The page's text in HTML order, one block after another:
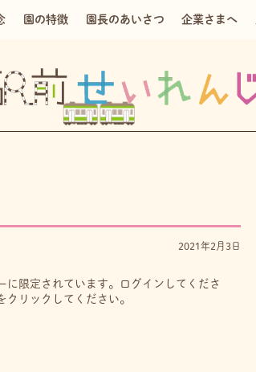
園の特徴 園長のあいさつ 企業さまへ
2021年2月3日
に限定されています。ログインしてくださ
クリックしてください。